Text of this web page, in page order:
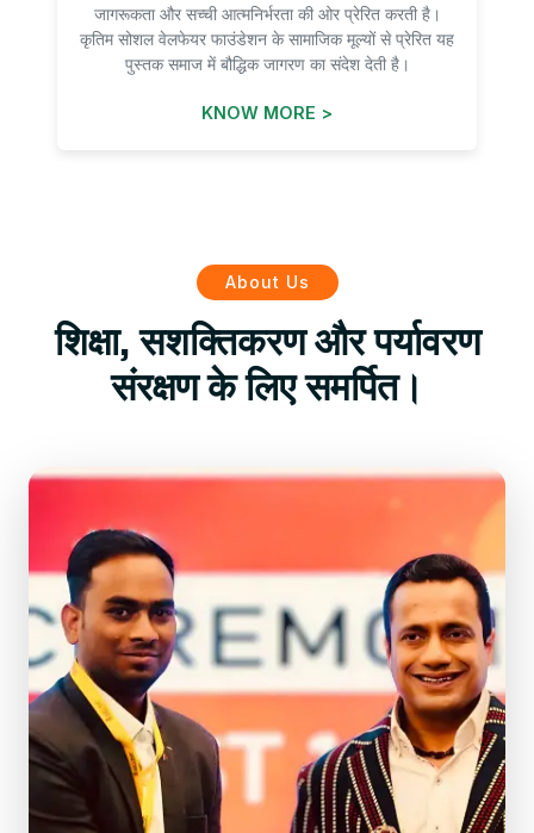
जागरूकता और सच्ची आत्मनिर्भरता की ओर प्रेरित करती है।
कृतिम सोशल वेलफेयर फाउंडेशन के सामाजिक मूल्यों से प्रेरित यह
पुस्तक समाज में बौद्धिक जागरण का संदेश देती है।
KNOW MORE >
About Us
शिक्षा, सशक्तिकरण और पर्यावरण
संरक्षण के लिए समर्पित।